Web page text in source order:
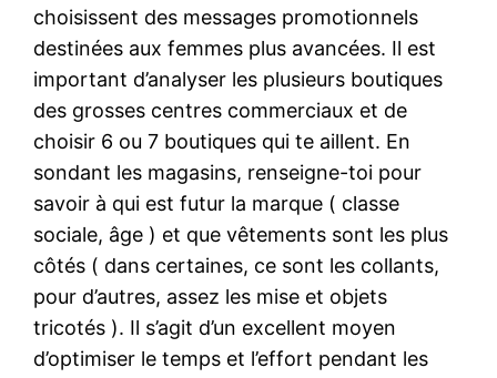
choisissent des messages promotionnels
destinées aux femmes plus avancées. Il est
important d’analyser les plusieurs boutiques
des grosses centres commerciaux et de
choisir 6 ou 7 boutiques qui te aillent. En
sondant les magasins, renseigne-toi pour
savoir à qui est futur la marque ( classe
sociale, âge ) et que vêtements sont les plus
côtés ( dans certaines, ce sont les collants,
pour d’autres, assez les mise et objets
tricotés ). Il s’agit d’un excellent moyen
d’optimiser le temps et l’effort pendant les